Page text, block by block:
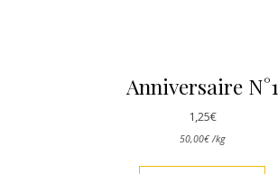
Anniversaire N°1
1,25€
50,00€ /kg